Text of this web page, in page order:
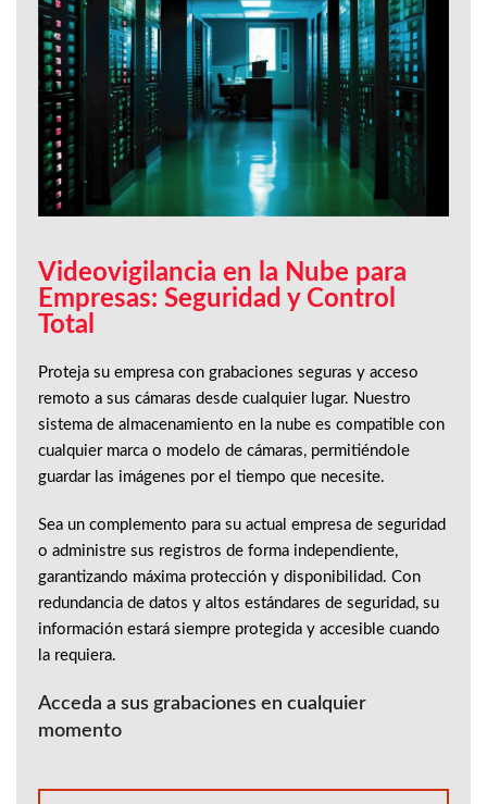
Videovigilancia en la Nube para
Empresas: Seguridad y Control
Total
Proteja su empresa con grabaciones seguras y acceso
remoto a sus cámaras desde cualquier lugar. Nuestro
sistema de almacenamiento en la nube es compatible con
cualquier marca o modelo de cámaras, permitiéndole
guardar las imágenes por el tiempo que necesite.
Sea un complemento para su actual empresa de seguridad
o administre sus registros de forma independiente,
garantizando máxima protección y disponibilidad. Con
redundancia de datos y altos estándares de seguridad, su
información estará siempre protegida y accesible cuando
la requiera.
Acceda a sus grabaciones en cualquier
momento